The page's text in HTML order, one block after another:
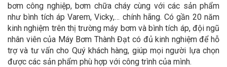
bơm công nghiệp, bơm chữa cháy cùng với các sản phẩm
như bình tích áp Varem, Vicky,… chính hãng. Có gần 20 năm
kinh nghiệm trên thị trường máy bơm và bình tích áp, đội ngũ
nhân viên của Máy Bơm Thành Đạt có đủ kinh nghiệm để hỗ
trợ và tư vấn cho Quý khách hàng, giúp mọi người lựa chọn
được các sản phẩm phù hợp với công trình của mình.